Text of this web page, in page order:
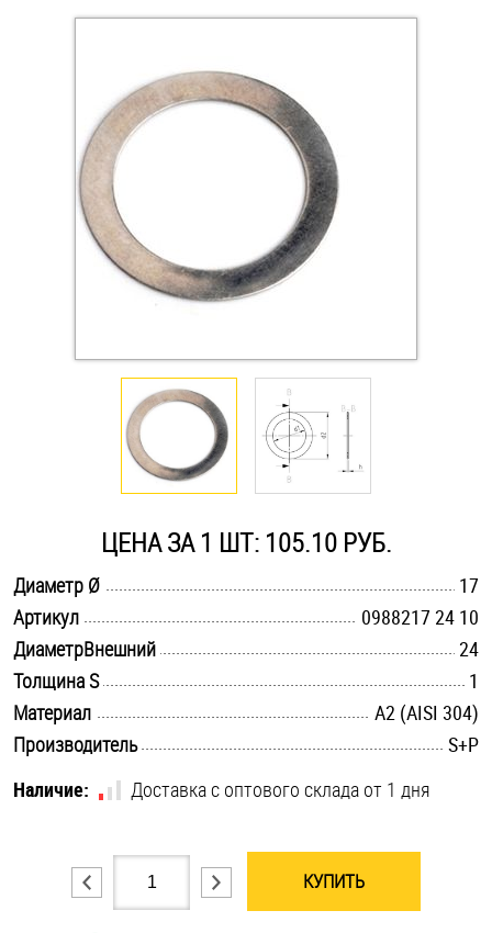
Заклепки (Гайки-Заклепки)
Инструмент
Крюки, кольца с метрической резьбой
Оснастка и аксессуары для яхт
Стопорные кольца
Такелаж
Хомуты
Шплинты
ЦЕНА ЗА 1 ШТ: 105.10 РУБ.
Диаметр Ø
17
Артикул
0988217 24 10
ДиаметрВнешний
24
Толщина S
1
Материал
А2 (AISI 304)
Производитель
S+P
Наличие:
Доставка с оптового склада от 1 дня
КУПИТЬ